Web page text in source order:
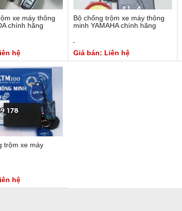
xe máy thông
chính hãng
hệ
Bộ chống trộm xe máy thông
minh YAMAHA chính hãng
Giá bán: Liên hệ
trộm xe máy
hệ